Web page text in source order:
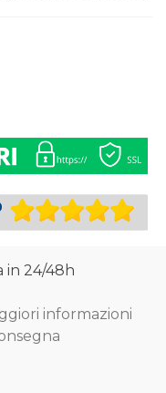
in 24/48h
informazioni